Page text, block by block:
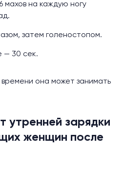
махов на каждую ногу
затем голеностопом.
— 30 сек.
она может занимать
утренней зарядки
женщин после